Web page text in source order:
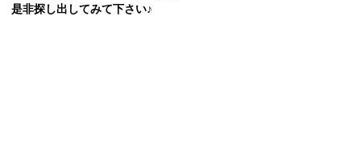
是非探し出してみて下さい♪